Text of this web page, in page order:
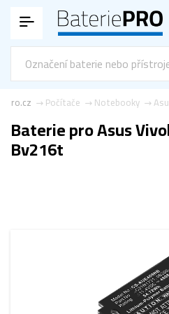
Notebooky
Počítače
pro.cz
Baterie pro Asus
Bv216t